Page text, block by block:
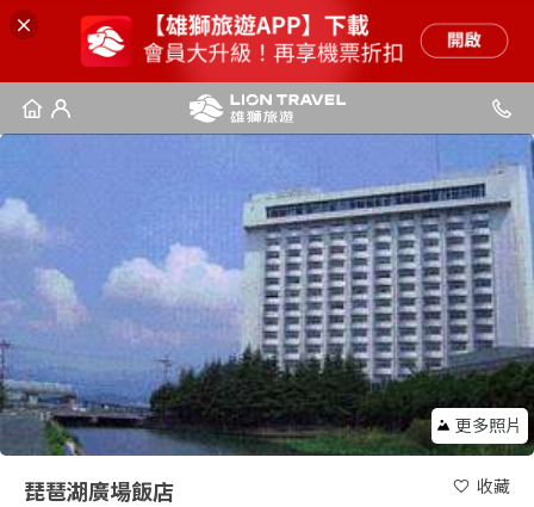
更多照片
琵琶湖廣場飯店 收藏